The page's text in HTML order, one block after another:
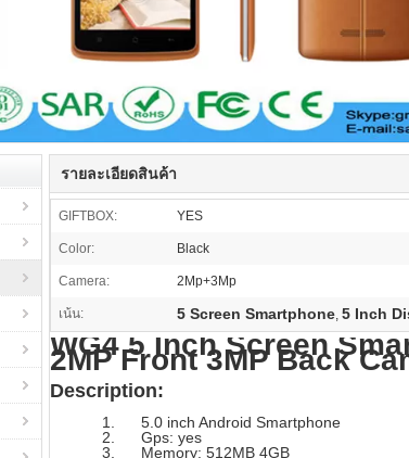
รายละเอียดสินค้า
GIFTBOX: YES
Color: Black
Camera: 2Mp+3Mp
เน้น: 5 Screen Smartphone, 5 Inch
WG4 5 Inch Screen
2MP Front 3MP Back
Description:
1. 5.0 inch Android Smartphone
2. Gps: yes
3. Memory: 512MB 4GB